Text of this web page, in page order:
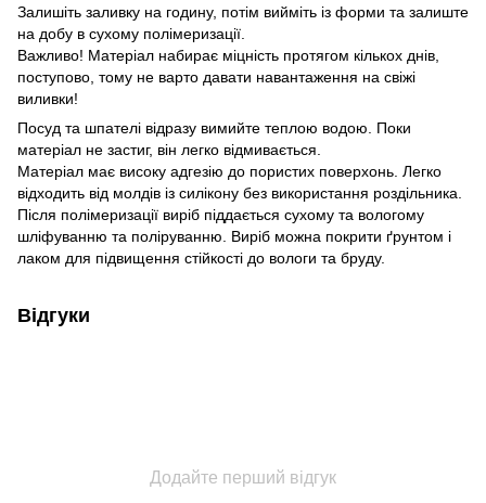
Залишіть заливку на годину, потім вийміть із форми та залиште
на добу в сухому полімеризації.
Важливо! Матеріал набирає міцність протягом кількох днів,
поступово, тому не варто давати навантаження на свіжі
виливки!
Посуд та шпателі відразу вимийте теплою водою. Поки
матеріал не застиг, він легко відмивається.
Матеріал має високу адгезію до пористих поверхонь. Легко
відходить від молдів із силікону без використання роздільника.
Після полімеризації виріб піддається сухому та вологому
шліфуванню та поліруванню. Виріб можна покрити ґрунтом і
лаком для підвищення стійкості до вологи та бруду.
Відгуки
Додайте перший відгук